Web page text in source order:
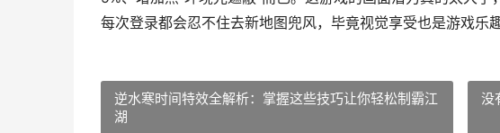
每次登录都会忍不住去新地图兜风，毕竟视觉享受也是游戏乐
逆水寒时间特效全解析：掌握这些技巧让你轻松制霸江
湖
没